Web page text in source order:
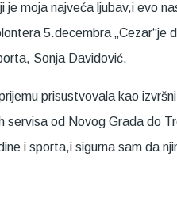
moja najveća ljubav,i evo
5.decembra „Cezar“je
Sonja Davidović.
prisustvovala kao
servisa od Novog Grada do
i sporta,i sigurna sam da